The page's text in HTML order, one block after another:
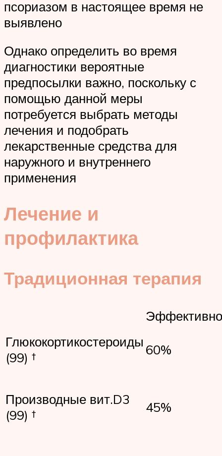
псориазом в настоящее время не
выявлено
Однако определить во время
диагностики вероятные
предпосылки важно, поскольку с
помощью данной меры
потребуется выбрать методы
лечения и подобрать
лекарственные средства для
наружного и внутреннего
применения
Лечение и
профилактика
Традиционная терапия
Глюкокортикостероиды
(99) †
60%
Производные вит.D3
(99) †
45%